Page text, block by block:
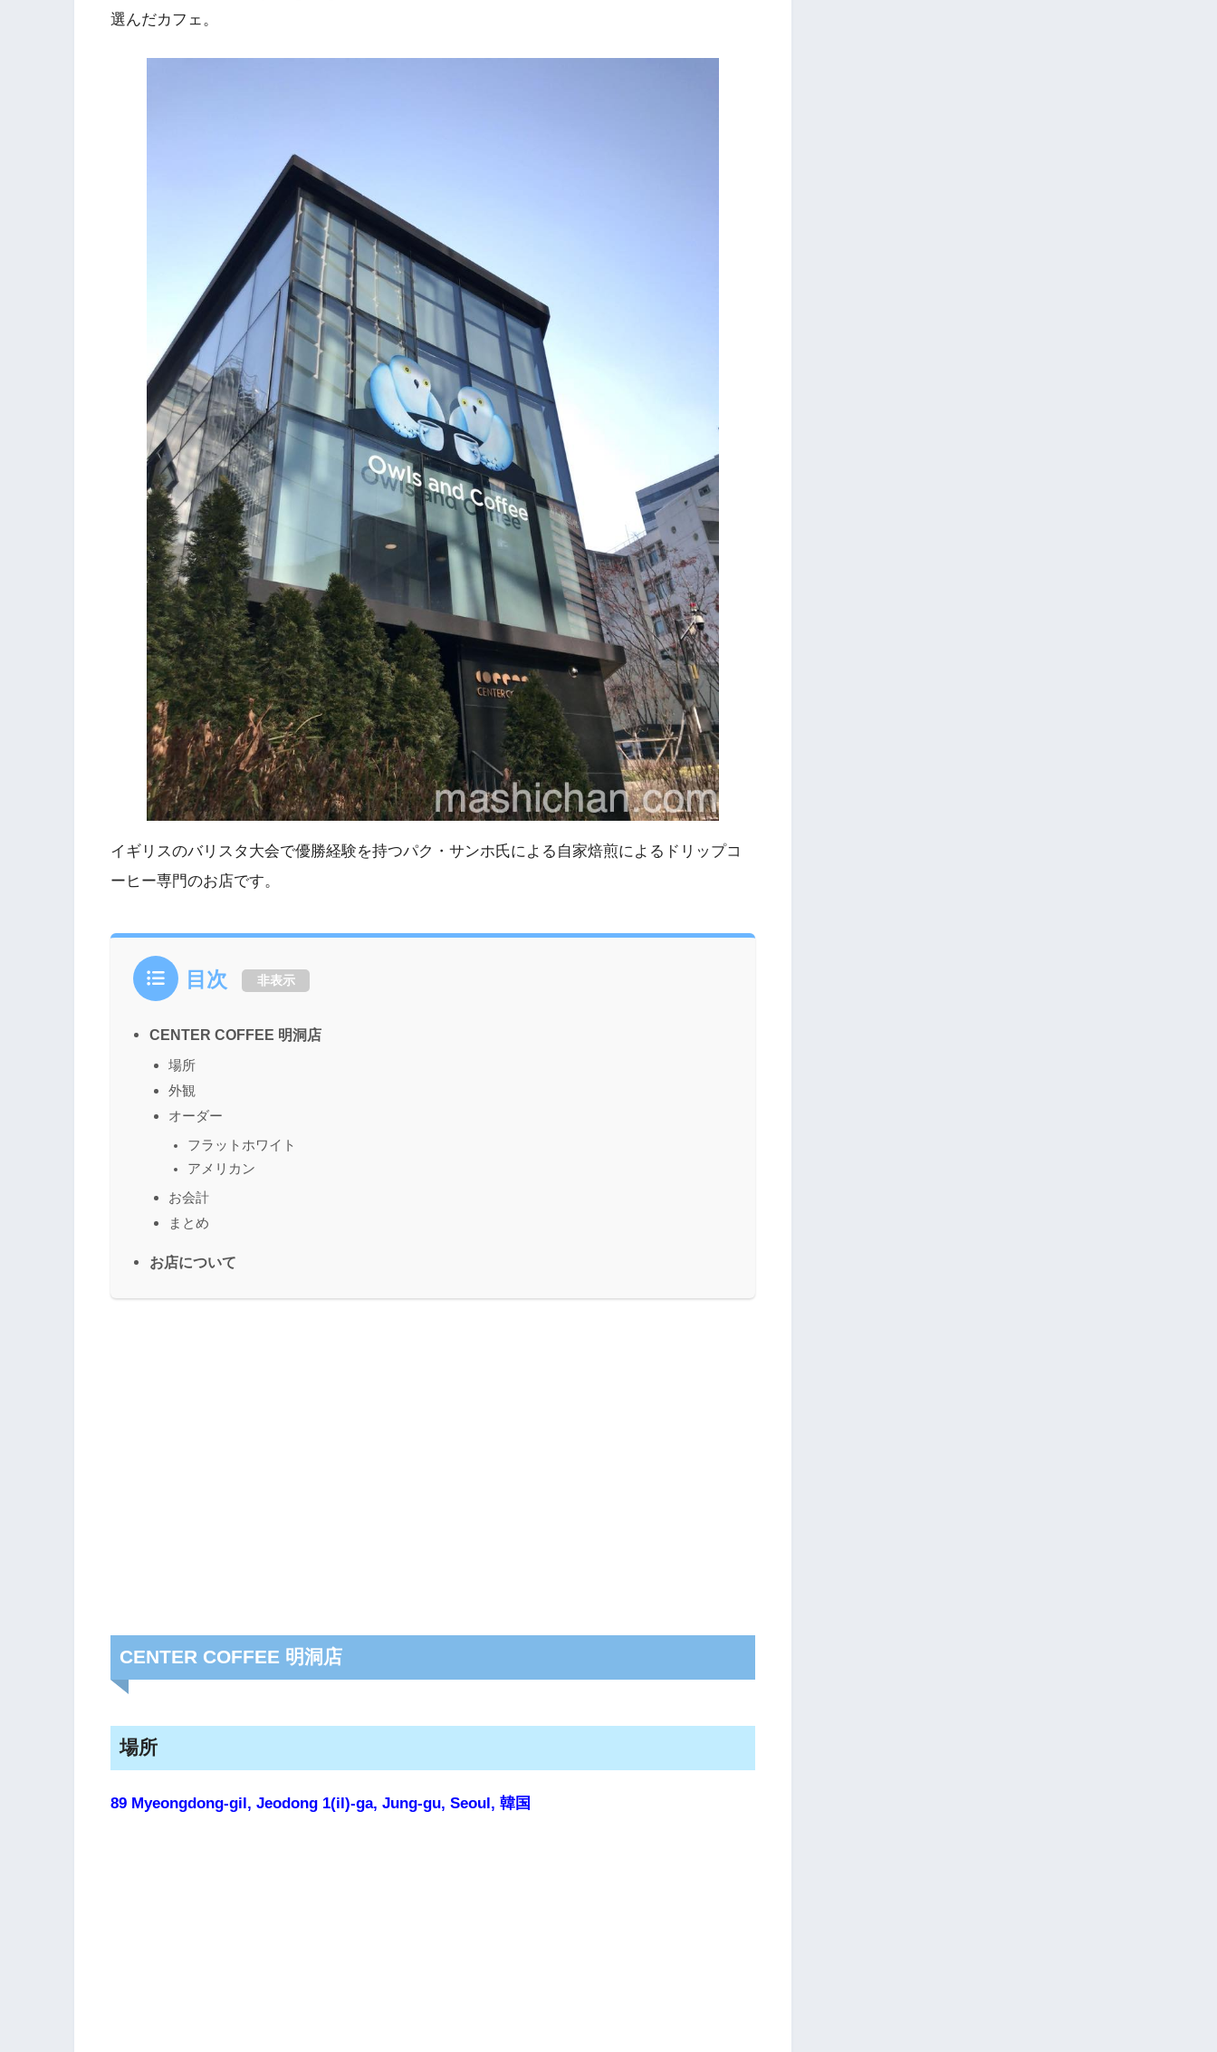
選んだカフェ。
イギリスのバリスタ大会で優勝経験を持つパク・サンホ氏による自家焙煎によるドリップコ
ーヒー専門のお店です。
目次 非表示
CENTER COFFEE 明洞店
場所
外観
オーダー
フラットホワイト
アメリカン
お会計
まとめ
お店について
CENTER COFFEE 明洞店
場所
89 Myeongdong-gil, Jeodong 1(il)-ga, Jung-gu, Seoul, 韓国